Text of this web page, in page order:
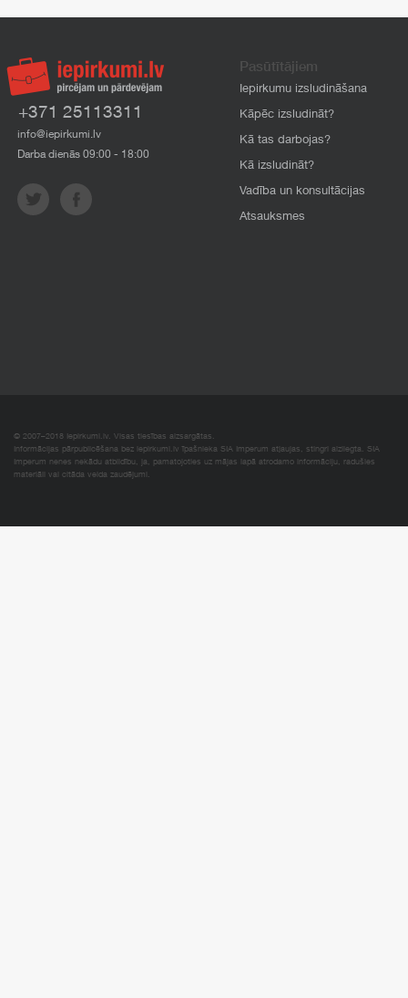
+371 25113311
info@iepirkumi.lv
Darba dienās 09:00 - 18:00
Pasūtītājiem
Iepirkumu izsludināšana
Kāpēc izsludināt?
Kā tas darbojas?
Kā izsludināt?
Vadība un konsultācijas
Atsauksmes
© 2007–2018 Iepirkumi.lv. Visas tiesības aizsargātas.
Informācijas pārpublicēšana bez iepirkumi.lv īpašnieka SIA Imperum atļaujas, stingri aizliegta. SIA
Imperum nenes nekādu atbildību, ja, pamatojoties uz mājas lapā atrodamo informāciju, radušies
materiāli vai citāda veida zaudējumi.